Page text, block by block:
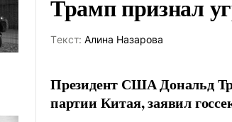
Трамп признал
Tекст: Алина Назарова
Президент США Дональд
партии Китая, заявил